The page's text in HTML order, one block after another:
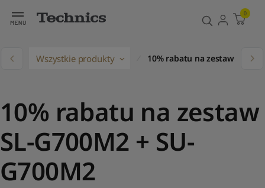
0
Wszystkie produkty 10% rabatu na zestaw SL-
10% rabatu na zestaw
SL-G700M2 + SU-
G700M2